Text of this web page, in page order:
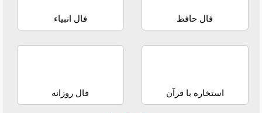
فال حافظ فال انبیاء
استخاره با قرآن فال روزانه